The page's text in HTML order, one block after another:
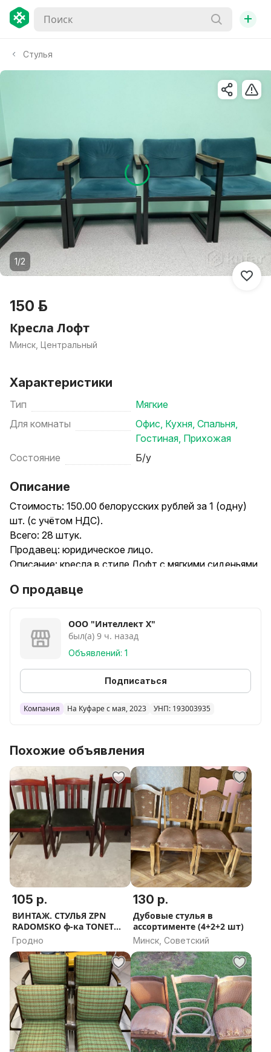
+
Стулья
1/2
150 р.
Кресла Лофт
Минск, Центральный
Характеристики
Тип
Мягкие
Для комнаты
Офис, Кухня, Спальня,
Гостиная, Прихожая
Состояние
Б/у
Описание
Стоимость: 150.00 белорусских рублей за 1 (одну)
шт. (с учётом НДС).
Всего: 28 штук.
Продавец: юридическое лицо.
Описание: кресла в стиле Лофт с мягкими сиденьями
съёмные. Каркас стульев выполнен из металла с
О продавце
ООО "Интеллект Х"
был(а) 9 ч. назад
Объявлений: 1
Подписаться
Компания На Куфаре с мая, 2023 УНП: 193003935
Похожие объявления
105 р.
ВИНТАЖ. СТУЛЬЯ ZPN
RADOMSKO ф-ка TONET
массив БУКА
Гродно
130 р.
Дубовые стулья в
ассортименте (4+2+2 шт)
Минск, Советский